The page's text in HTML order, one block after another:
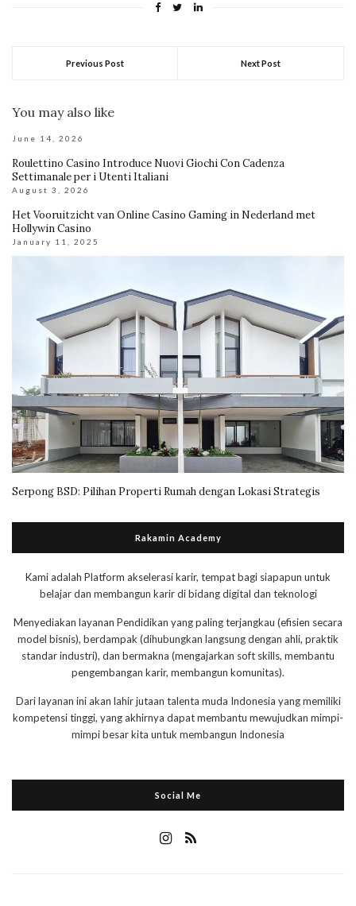
Previous Post Next Post
You may also like
June 14, 2026
Roulettino Casino Introduce Nuovi Giochi Con Cadenza
Settimanale per i Utenti Italiani
August 3, 2026
Het Vooruitzicht van Online Casino Gaming in Nederland met
Hollywin Casino
January 11, 2025
Serpong BSD: Pilihan Properti Rumah dengan Lokasi Strategis
Rakamin Academy
Kami adalah Platform akselerasi karir, tempat bagi siapapun untuk
belajar dan membangun karir di bidang digital dan teknologi
Menyediakan layanan Pendidikan yang paling terjangkau (efisien secara
model bisnis), berdampak (dihubungkan langsung dengan ahli, praktik
standar industri), dan bermakna (mengajarkan soft skills, membantu
pengembangan karir, membangun komunitas).
Dari layanan ini akan lahir jutaan talenta muda Indonesia yang memiliki
kompetensi tinggi, yang akhirnya dapat membantu mewujudkan mimpi-
mimpi besar kita untuk membangun Indonesia
Social Me